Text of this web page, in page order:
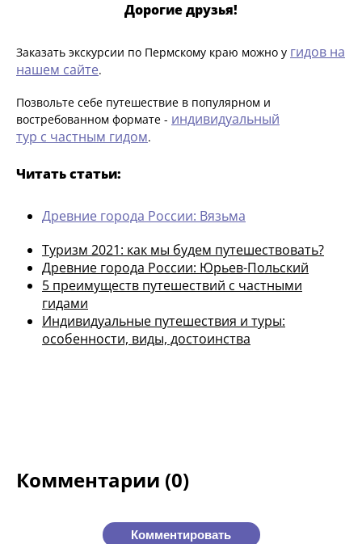
Дорогие друзья!
Заказать экскурсии по Пермскому краю можно у гидов на
нашем сайте.
Позвольте себе путешествие в популярном и
востребованном формате - индивидуальный
тур с частным гидом.
Читать статьи:
Древние города России: Вязьма
Туризм 2021: как мы будем путешествовать?
Древние города России: Юрьев-Польский
5 преимуществ путешествий с частными
гидами
Индивидуальные путешествия и туры:
особенности, виды, достоинства
Комментарии (0)
Комментировать